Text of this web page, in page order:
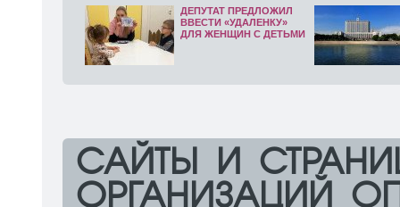
ДЕПУТАТ ПРЕДЛОЖИЛ
ВВЕСТИ «УДАЛЕНКУ»
ДЛЯ ЖЕНЩИН С ДЕТЬМИ
САЙТЫ И
ОРГАНИЗАЦИЙ